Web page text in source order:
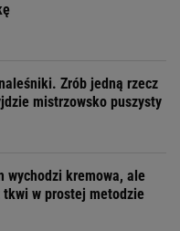
Zrób jedną rzecz
mistrzowsko puszysty
wychodzi kremowa, ale
w prostej metodzie